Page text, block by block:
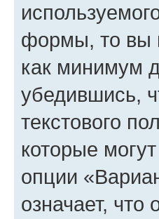
формы, то вы
как минимум
убедившись,
текстового
которые
опции
означает,